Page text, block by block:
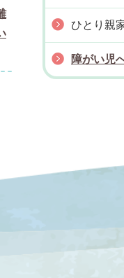
ひとり親
障がい児